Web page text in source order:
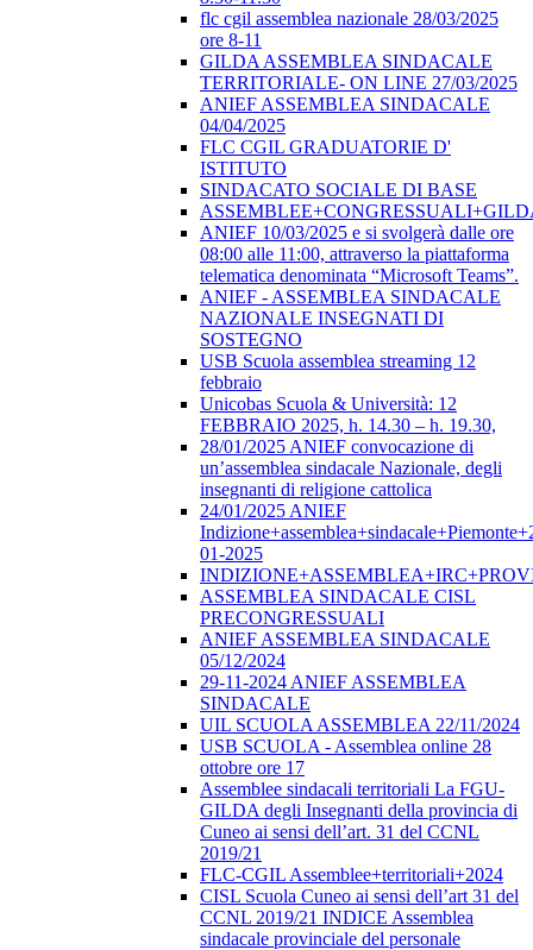
flc cgil assemblea nazionale 28/03/2025
ore 8-11
GILDA ASSEMBLEA SINDACALE
TERRITORIALE- ON LINE 27/03/2025
ANIEF ASSEMBLEA SINDACALE
04/04/2025
FLC CGIL GRADUATORIE D'
ISTITUTO
SINDACATO SOCIALE DI BASE
ANIEF 10/03/2025 e si svolgerà dalle ore
08:00 alle 11:00, attraverso la piattaforma
telematica denominata “Microsoft Teams”.
ANIEF - ASSEMBLEA SINDACALE
NAZIONALE INSEGNATI DI
SOSTEGNO
USB Scuola assemblea streaming 12
febbraio
Unicobas Scuola & Università: 12
FEBBRAIO 2025, h. 14.30 – h. 19.30,
28/01/2025 ANIEF convocazione di
un’assemblea sindacale Nazionale, degli
insegnanti di religione cattolica
24/01/2025 ANIEF
01-2025
ASSEMBLEA SINDACALE CISL
PRECONGRESSUALI
ANIEF ASSEMBLEA SINDACALE
05/12/2024
29-11-2024 ANIEF ASSEMBLEA
SINDACALE
UIL SCUOLA ASSEMBLEA 22/11/2024
USB SCUOLA - Assemblea online 28
ottobre ore 17
Assemblee sindacali territoriali La FGU-
GILDA degli Insegnanti della provincia di
Cuneo ai sensi dell’art. 31 del CCNL
2019/21
FLC-CGIL Assemblee+territoriali+2024
CISL Scuola Cuneo ai sensi dell’art 31 del
CCNL 2019/21 INDICE Assemblea
sindacale provinciale del personale